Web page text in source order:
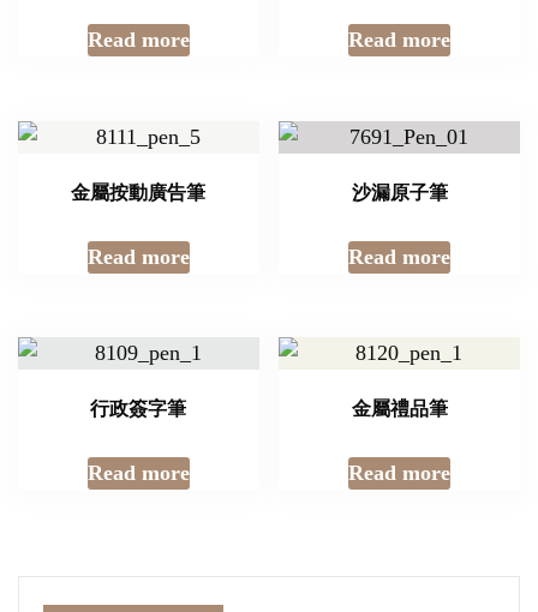
Read more Read more
金屬按動廣告筆
Read more
沙漏原子筆
Read more
行政簽字筆
Read more
金屬禮品筆
Read more